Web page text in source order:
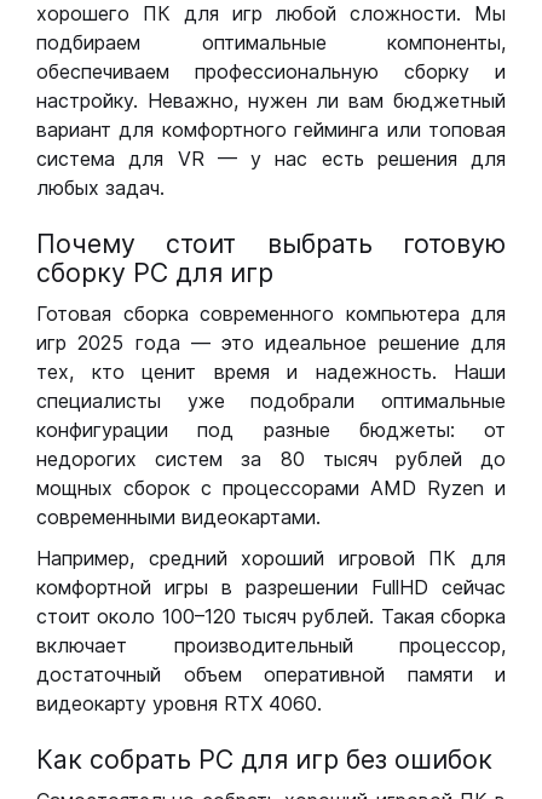
хорошего ПК для игр любой сложности. Мы
подбираем оптимальные компоненты,
обеспечиваем профессиональную сборку и
настройку. Неважно, нужен ли вам бюджетный
вариант для комфортного гейминга или топовая
система для VR — у нас есть решения для
любых задач.
Почему стоит выбрать готовую
сборку РС для игр
Готовая сборка современного компьютера для
игр 2025 года — это идеальное решение для
тех, кто ценит время и надежность. Наши
специалисты уже подобрали оптимальные
конфигурации под разные бюджеты: от
недорогих систем за 80 тысяч рублей до
мощных сборок с процессорами AMD Ryzen и
современными видеокартами.
Например, средний хороший игровой ПК для
комфортной игры в разрешении FullHD сейчас
стоит около 100–120 тысяч рублей. Такая сборка
включает производительный процессор,
достаточный объем оперативной памяти и
видеокарту уровня RTX 4060.
Как собрать РС для игр без ошибок